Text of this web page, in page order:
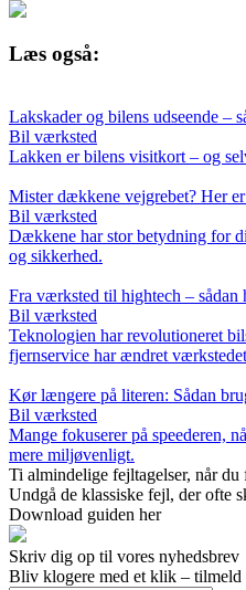
Læs også:
Lakskader og bilens udseende –
Bil værksted
Lakken er bilens visitkort – og
Mister dækkene vejgrebet? Her
Bil værksted
Dækkene har stor betydning for
og sikkerhed.
Fra værksted til hightech –
Bil værksted
Teknologien har revolutioneret
fjernservice har ændret
Kør længere på literen: Sådan
Bil værksted
Mange fokuserer på speederen,
mere miljøvenligt.
Ti almindelige fejltagelser, når
Undgå de klassiske fejl, der ofte
Download guiden her
Skriv dig op til vores nyhedsbrev
Bliv klogere med et klik – tilmeld